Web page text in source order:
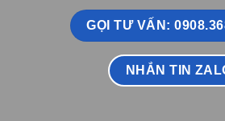
GỌI TƯ VẤN:
NHẮN TIN